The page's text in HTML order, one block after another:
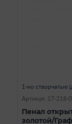
1-но створчатые
Артикул: 17-218-
Пенал
золотой/